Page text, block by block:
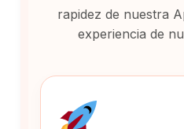
rapidez de nuestra
experiencia de